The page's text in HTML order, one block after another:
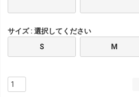
サイズ
選択してください
S
M